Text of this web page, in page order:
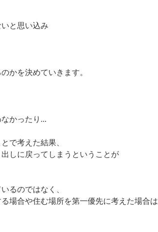
と思い込み
かを決めていきます。
かったり...
で考えた結果、
しに戻ってしまうということが
るのではなく、
場合や住む場所を第一優先に考えた場合は